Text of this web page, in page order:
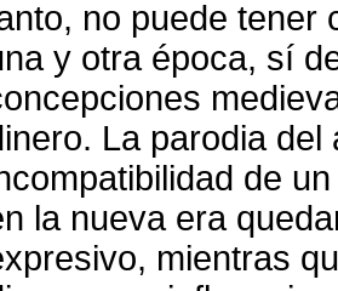
no puede tener
y otra época, sí
La parodia
de
la nueva era
mientras